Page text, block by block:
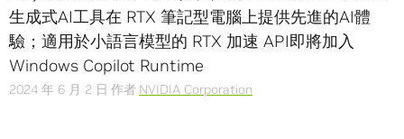
生成式AI工具在 RTX 筆記型電腦上提供先進的AI體
驗；適用於小語言模型的 RTX 加速 API即將加入
Windows Copilot Runtime
2024 年 6 月 2 日 作者 NVIDIA Corporation